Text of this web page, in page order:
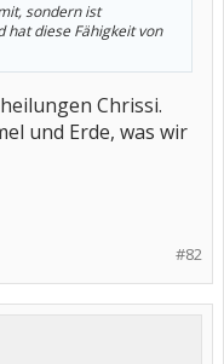
sondern ist
hat diese Fähigkeit von
Chrissi.
und Erde, was wir
#82